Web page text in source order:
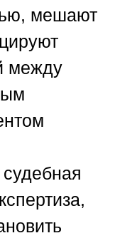
мешают
между